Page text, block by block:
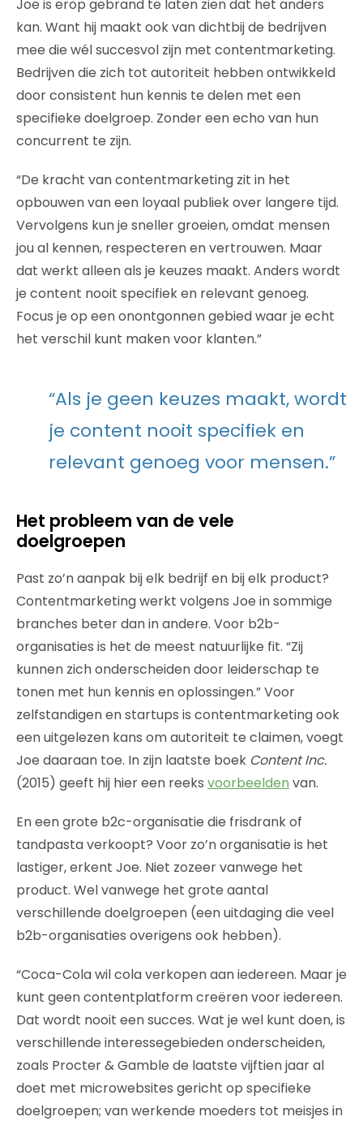
Joe is erop gebrand te laten zien dat het anders
kan. Want hij maakt ook van dichtbij de bedrijven
mee die wél succesvol zijn met contentmarketing.
Bedrijven die zich tot autoriteit hebben ontwikkeld
door consistent hun kennis te delen met een
specifieke doelgroep. Zonder een echo van hun
concurrent te zijn.
“De kracht van contentmarketing zit in het
opbouwen van een loyaal publiek over langere tijd.
Vervolgens kun je sneller groeien, omdat mensen
jou al kennen, respecteren en vertrouwen. Maar
dat werkt alleen als je keuzes maakt. Anders wordt
je content nooit specifiek en relevant genoeg.
Focus je op een onontgonnen gebied waar je echt
het verschil kunt maken voor klanten.”
“Als je geen keuzes maakt, wordt
je content nooit specifiek en
relevant genoeg voor mensen.”
Het probleem van de vele
doelgroepen
Past zo’n aanpak bij elk bedrijf en bij elk product?
Contentmarketing werkt volgens Joe in sommige
branches beter dan in andere. Voor b2b-
organisaties is het de meest natuurlijke fit. “Zij
kunnen zich onderscheiden door leiderschap te
tonen met hun kennis en oplossingen.” Voor
zelfstandigen en startups is contentmarketing ook
een uitgelezen kans om autoriteit te claimen, voegt
Joe daaraan toe. In zijn laatste boek Content Inc.
(2015) geeft hij hier een reeks voorbeelden van.
En een grote b2c-organisatie die frisdrank of
tandpastaverkoopt? Voor zo’n organisatie is het
lastiger, erkent Joe. Niet zozeer vanwege het
product. Wel vanwege het grote aantal
verschillende doelgroepen (een uitdaging die veel
b2b-organisaties overigens ook hebben).
“Coca-Cola wil cola verkopen aan iedereen. Maar je
kunt geen contentplatform creëren voor iedereen.
Dat wordt nooit een succes. Wat je wel kunt doen, is
verschillende interessegebieden onderscheiden,
zoals Procter & Gamble de laatste vijftien jaar al
doet met microwebsites gericht op specifieke
doelgroepen; van werkende moeders tot meisjes in